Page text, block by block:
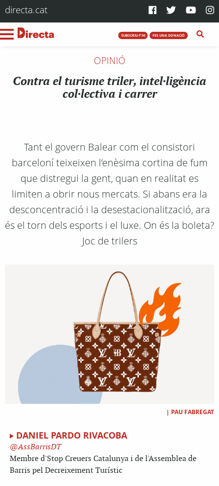
directa.cat
SUBSCRIU-T'HI FES UNA DONACIÓ
OPINIÓ
Contra el turisme triler, intel·ligència
col·lectiva i carrer
Tant el govern Balear com el consistori
barceloní teixeixen l’enèsima cortina de fum
que distregui la gent, quan en realitat es
limiten a obrir nous mercats. Si abans era la
desconcentració i la desestacionalització, ara
és el torn dels esports i el luxe. On és la boleta?
Joc de trilers
| PAU FABREGAT
DANIEL PARDO RIVACOBA
AssBarrisDT
Membre d'Stop Creuers Catalunya i de l'Assemblea de
Barris pel Decreixement Turístic